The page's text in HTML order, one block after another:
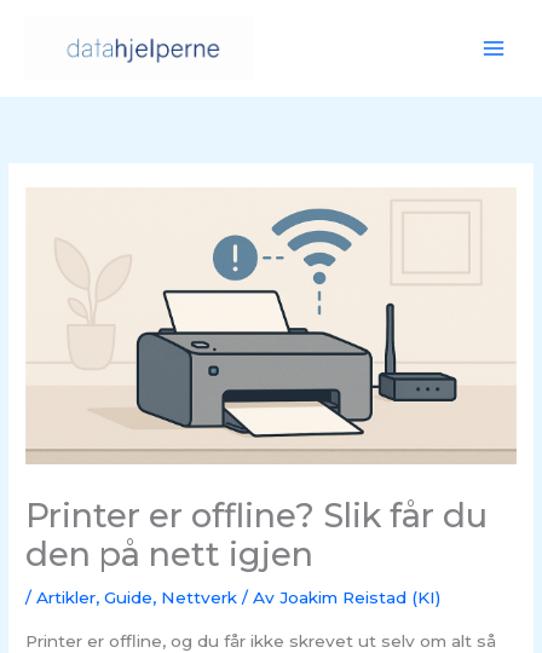
innholdet
Printer er offline? Slik får du
den på nett igjen
/Artikler,Guide, Nettverk / Av Joakim Reistad (KI)
Printer er offline, og du får ikke skrevet ut selv om alt så